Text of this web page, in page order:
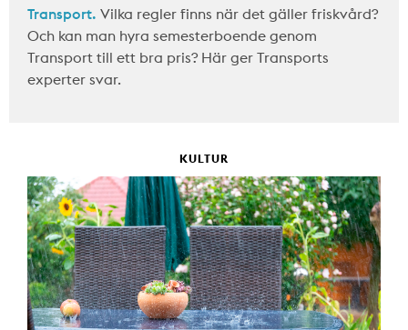
Transport. Vilka regler finns när det gäller friskvård?
Och kan man hyra semesterboende genom
Transport till ett bra pris? Här ger Transports
experter svar.
KULTUR